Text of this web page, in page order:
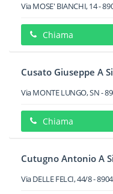
Via MOSE' BIANCHI, 14-
Chiama
Cusato Giuseppe A
Via MONTE LUNGO, SN-
Chiama
Cutugno Antonio A
Via DELLE FELCI, 44/8-